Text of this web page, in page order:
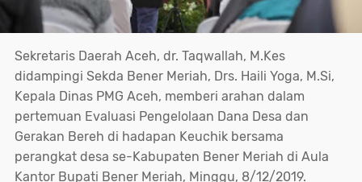
Sekretaris Daerah Aceh, dr. Taqwallah, M.Kes
didampingi Sekda Bener Meriah, Drs. Haili Yoga, M.Si,
Kepala Dinas PMG Aceh, memberi arahan dalam
pertemuan Evaluasi Pengelolaan Dana Desa dan
Gerakan Bereh di hadapan Keuchik bersama
perangkat desa se-Kabupaten Bener Meriah di Aula
Kantor Bupati Bener Meriah, Minggu, 8/12/2019.